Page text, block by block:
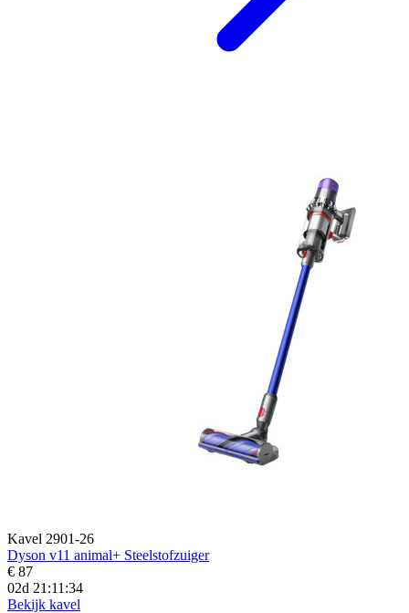
Kavel 2901-26
Dyson v11 animal+ Steelstofzuiger
€ 87
02d 21:11:32
Bekijk kavel